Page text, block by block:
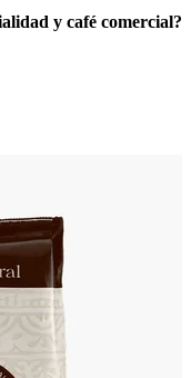
y café comercial?